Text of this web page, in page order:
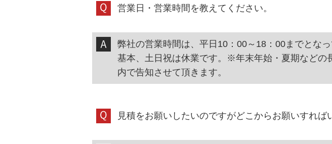
営業日・営業時間を教えてください。
弊社の営業時間は、平日10：00～18：00までとなっ
基本、土日祝は休業です。※年末年始・夏期などの
内で告知させて頂きます。
見積をお願いしたいのですがどこからお願いすれば